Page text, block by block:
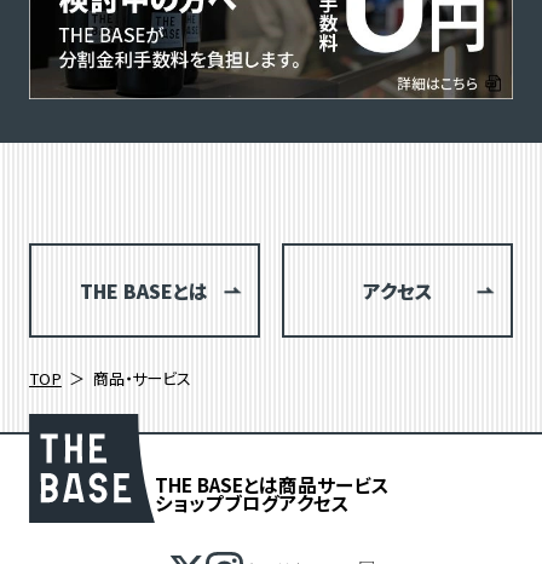
THE BASEとは アクセス
TOP 商品・サービス
THE BASEとは商品サービス
ショップブログアクセス